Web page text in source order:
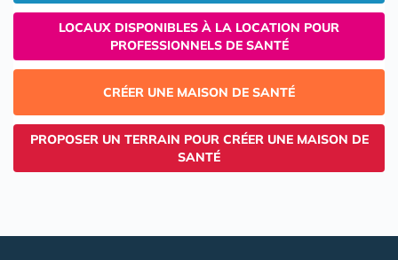
LOCAUX DISPONIBLES À LA LOCATION POUR
PROFESSIONNELS DE SANTÉ
CRÉER UNE MAISON DE SANTÉ
PROPOSER UN TERRAIN POUR CRÉER UNE MAISON DE
SANTÉ